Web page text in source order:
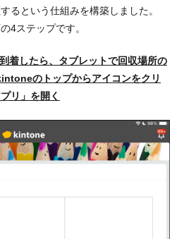
るという仕組みを構築しました。
4ステップです。
着したら、タブレットで回収場所の
のトップからアイコンをクリ
リ」を開く